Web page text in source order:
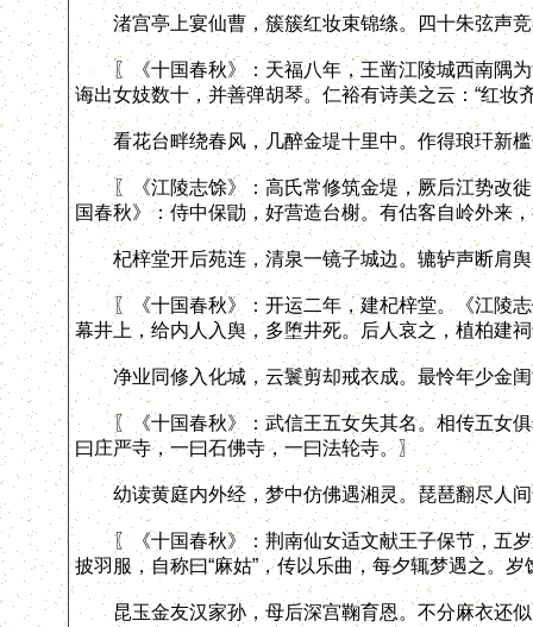
渚宫亭上宴仙曹，簇簇红妆束锦绦。四十朱弦声竞
〖《十国春秋》：天福八年，王凿江陵城西南隅为
诲出女妓数十，并善弹胡琴。仁裕有诗美之云：“红妆
看花台畔绕春风，几醉金堤十里中。作得琅玕新槛
〖《江陵志馀》：高氏常修筑金堤，厥后江势改徙
国春秋》：侍中保勖，好营造台榭。有估客自岭外来
杞梓堂开后苑连，清泉一镜子城边。辘轳声断肩舆
〖《十国春秋》：开运二年，建杞梓堂。《江陵志
幕井上，给内人入舆，多堕井死。后人哀之，植柏建
净业同修入化城，云鬟剪却戒衣成。最怜年少金闺
〖《十国春秋》：武信王五女失其名。相传五女俱
曰庄严寺，一曰石佛寺，一曰法轮寺。〗
幼读黄庭内外经，梦中仿佛遇湘灵。琵琶翻尽人间
〖《十国春秋》：荆南仙女适文献王子保节，五岁
披羽服，自称曰“麻姑”，传以乐曲，每夕辄梦遇之。
昆玉金友汉家孙，母后深宫鞠育恩。不分麻衣还似